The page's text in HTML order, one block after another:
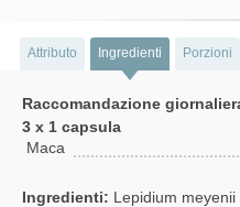
Attributo Ingredienti Porzioni
Raccomandazione
3 x 1 capsula
Maca
Ingredienti: Lepidium